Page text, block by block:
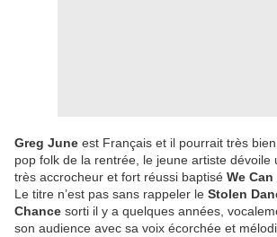
Greg June est Français et il pourrait très
pop folk de la rentrée, le jeune artiste dévoile
très accrocheur et fort réussi baptisé We
Le titre n’est pas sans rappeler le Stolen
Chance sorti il y a quelques années,
son audience avec sa voix écorchée et